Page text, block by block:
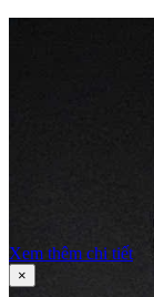
Xem thêm chi tiết
×